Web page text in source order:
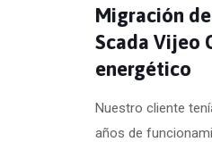
Migración
Scada Vijeo
energético
Nuestro cliente
años de